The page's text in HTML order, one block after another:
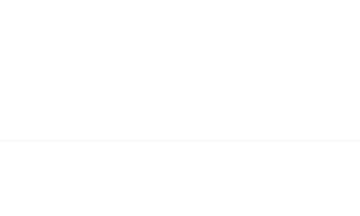
от всех доходов Роальда Даля поступают в